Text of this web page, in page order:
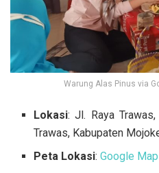
Warung Alas Pinus via
Lokasi: Jl. Raya Trawas,
Trawas, Kabupaten
Peta Lokasi:Google